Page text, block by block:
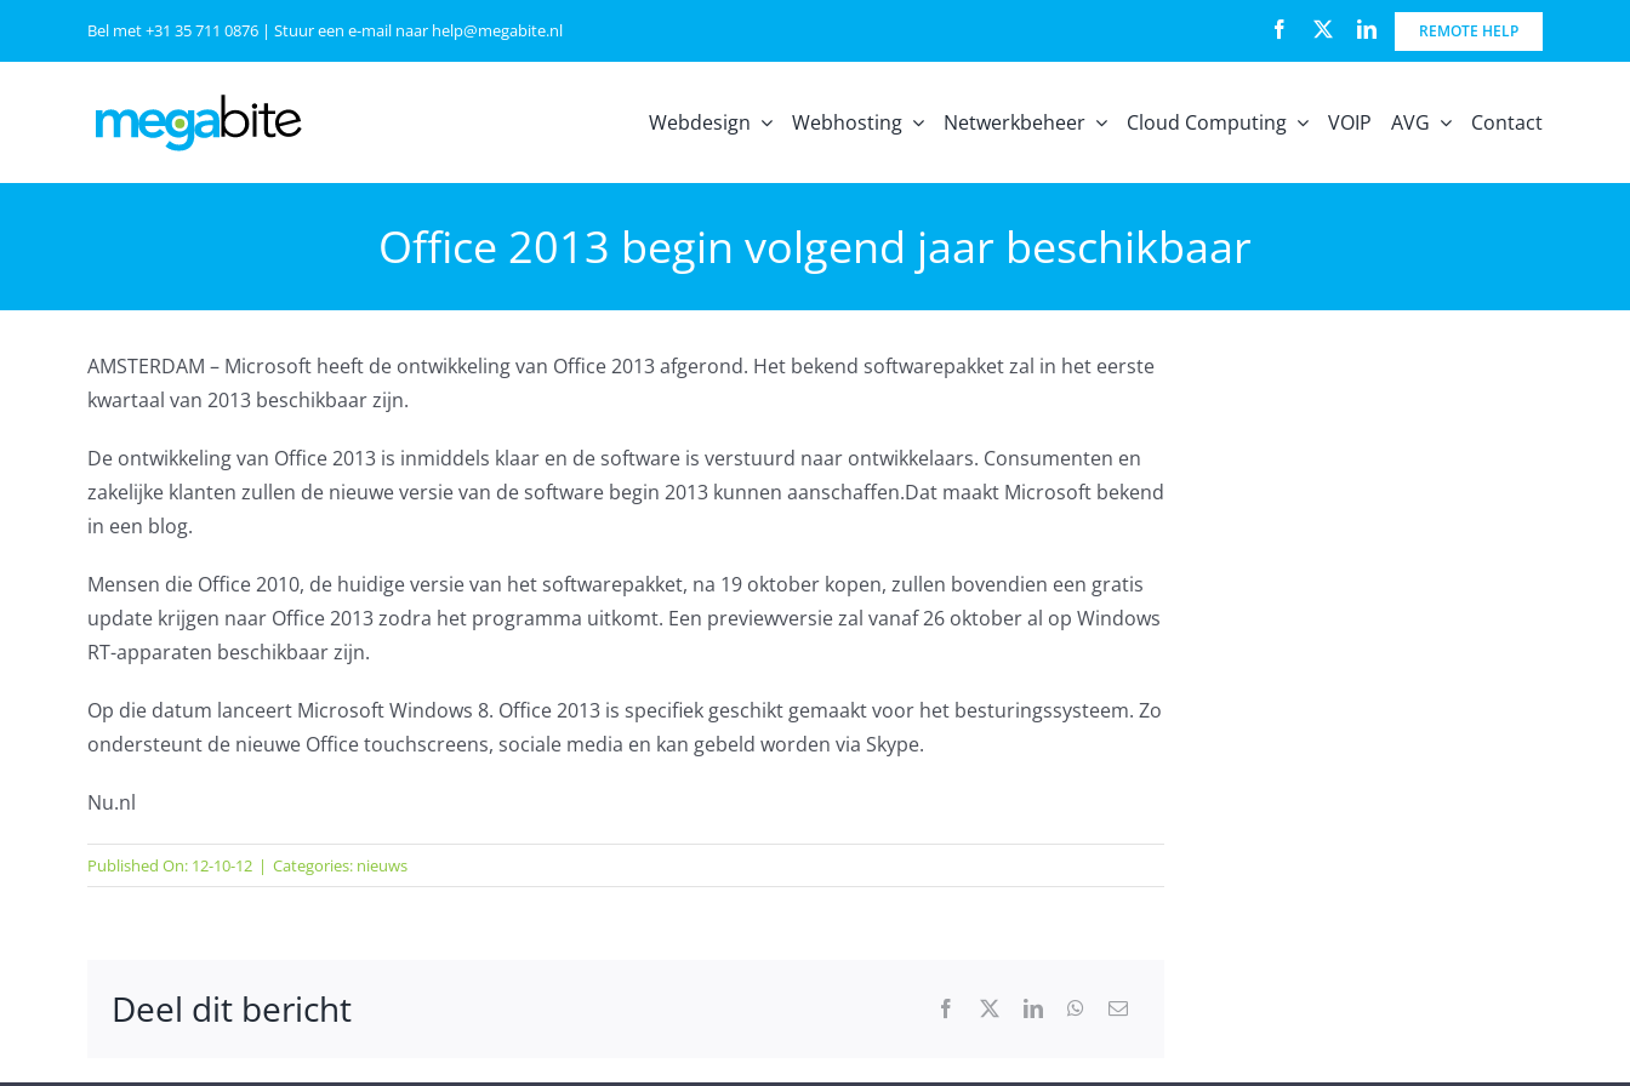
Bel met+31 35 711 0876| Stuur een e-mail naar help@megabite.nl REMOTE HELP
Webdesign Webhosting Netwerkbeheer Cloud Computing VOIP AVG Contact
Office 2013 begin volgend jaar beschikbaar
AMSTERDAM – Microsoft heeft de ontwikkeling van Office 2013 afgerond. Het bekend softwarepakket zal in het eerste
kwartaal van 2013 beschikbaar zijn.
De ontwikkeling van Office 2013 is inmiddels klaar en de software is verstuurd naar ontwikkelaars. Consumenten en
zakelijke klanten zullen de nieuwe versie van de software begin 2013 kunnen aanschaffen.Dat maakt Microsoft bekend
in een blog.
Mensen die Office 2010, de huidige versie van het softwarepakket, na 19 oktober kopen, zullen bovendien een gratis
update krijgen naar Office 2013 zodra het programma uitkomt. Een previewversie zal vanaf 26 oktober al op Windows
RT-apparaten beschikbaar zijn.
Op die datum lanceert Microsoft Windows 8. Office 2013 is specifiek geschikt gemaakt voor het besturingssysteem. Zo
ondersteunt de nieuwe Office touchscreens, sociale media en kan gebeld worden via Skype.
Nu.nl
Published On: 12-10-12 | Categories: nieuws
Deel dit bericht